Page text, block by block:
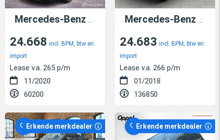
24.668 incl. BPM, btw en
import
Lease v.a. 265 p/m
11/2020
60200
24.683 incl. BPM, btw en
import
Lease v.a. 266 p/m
01/2018
136850
Erkende merkdealer Erkende merkdealer